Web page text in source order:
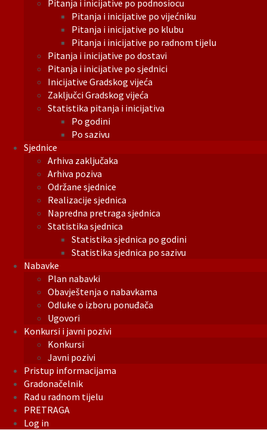
Pitanja i inicijative po podnosiocu
Pitanja i inicijative po vijećniku
Pitanja i inicijative po klubu
Pitanja i inicijative po radnom tijelu
Pitanja i inicijative po dostavi
Pitanja i inicijative po sjednici
Inicijative Gradskog vijeća
Zaključci Gradskog vijeća
Statistika pitanja i inicijativa
Po godini
Po sazivu
Sjednice
Arhiva zaključaka
Arhiva poziva
Održane sjednice
Realizacije sjednica
Napredna pretraga sjednica
Statistika sjednica
Statistika sjednica po godini
Statistika sjednica po sazivu
Nabavke
Plan nabavki
Obavještenja o nabavkama
Odluke o izboru ponuđača
Ugovori
Konkursi i javni pozivi
Konkursi
Javni pozivi
Pristup informacijama
Gradonačelnik
Rad u radnom tijelu
PRETRAGA
Log in